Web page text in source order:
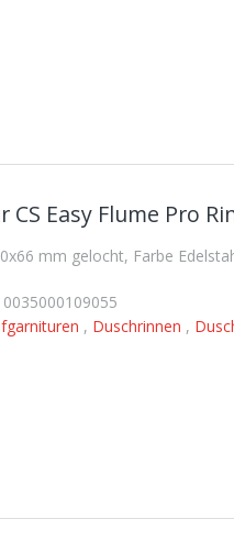
CS Easy Flume Pro
mm gelocht, Farbe
0035000109055
, Duschrinnen ,